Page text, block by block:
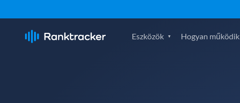
Eszközök Hogyan működik